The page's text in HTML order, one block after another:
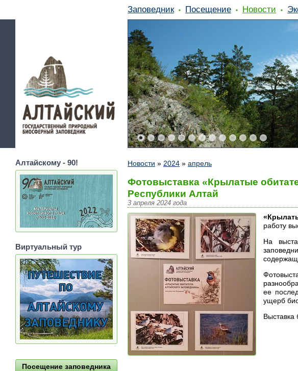
Заповедник Посещение Новости
Новости » 2024 » апрель
Фотовыставка «Крылатые
Республики Алтай
3 апреля 2024 года
работу
На
ее
ущерб
Выставка
Алтайскому - 90!
Виртуальный тур
Посещение заповедника